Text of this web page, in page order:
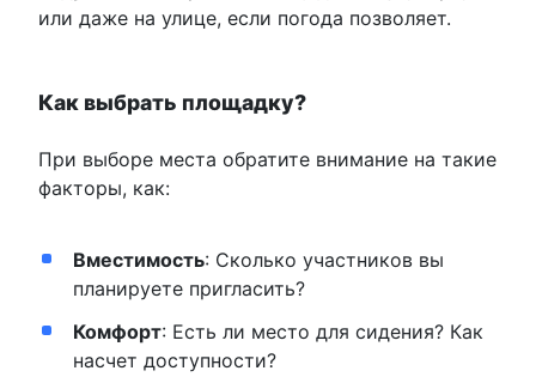
или даже на улице, если погода позволяет.
Как выбрать площадку?
При выборе места обратите внимание на такие
факторы, как:
Вместимость: Сколько участников вы
планируете пригласить?
Комфорт: Есть ли место для сидения? Как
насчет доступности?